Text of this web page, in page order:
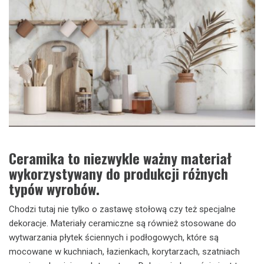
Ceramika to niezwykle ważny materiał
wykorzystywany do produkcji różnych
typów wyrobów.
Chodzi tutaj nie tylko o zastawę stołową czy też specjalne
dekoracje. Materiały ceramiczne są również stosowane do
wytwarzania płytek ściennych i podłogowych, które są
mocowane w kuchniach, łazienkach, korytarzach, szatniach